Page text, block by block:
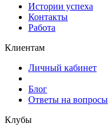
Истории успеха
Контакты
Работа
Клиентам
Личный кабинет
Блог
Ответы на вопросы
Клубы